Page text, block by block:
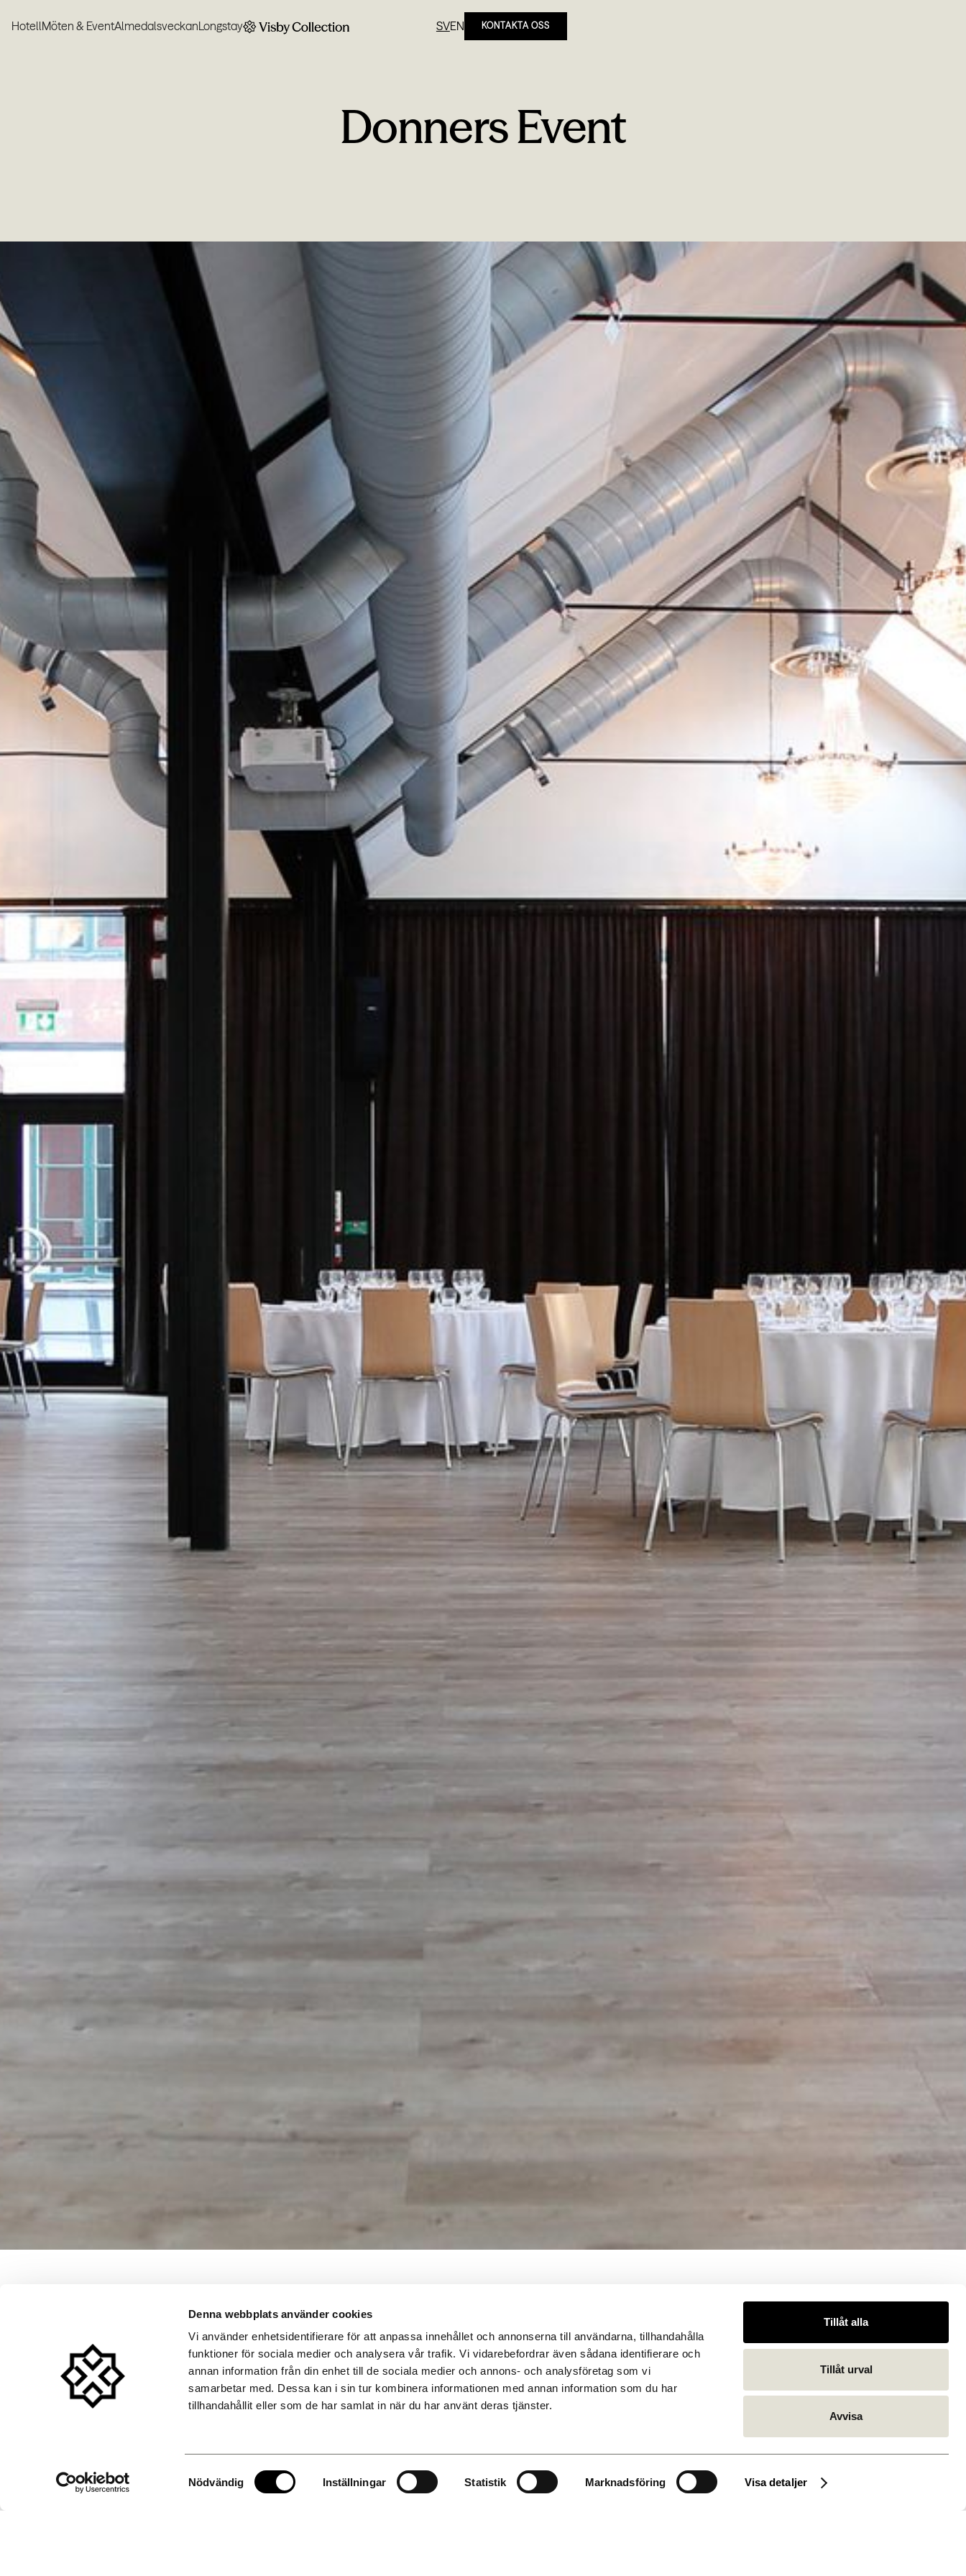
Denna webbplats använder cookies
Vi använder enhetsidentifierare för att anpassa innehållet och annonserna till användarna, tillhandahålla
funktioner för sociala medier och analysera vår trafik. Vi vidarebefordrar även sådana identifierare och
annan information från din enhet till de sociala medier och annons- och analysföretag som vi
samarbetar med. Dessa kan i sin tur kombinera informationen med annan information som du har
tillhandahållit eller som de har samlat in när du har använt deras tjänster.
Samtyckesval
Nödvändig Inställningar Statistik Marknadsföring Visa detaljer
Tillåt alla
Tillåt urval
Avvisa
HotellMöten & EventAlmedalsveckanLongstay SVEN KONTAKTA OSS
Donners Event
Vår största mötesplats för alla typer
av arrangemang
Donners Event är en av Visbys största och mest flexibla mötesanläggningar, centralt
belägen innanför ringmuren nära Almedalen. Här arrangerar vi konferenser, seminarier,
Almedalsveckan är Donners Event en självklar mötesplats för organisationer, företag och
myndigheter, med lokaler på bekvämt gångavstånd från Almedalens scen.
Bekvämligheter
Lokaler för 30–600 deltagare
Centralt läge innanför Visbys ringmur